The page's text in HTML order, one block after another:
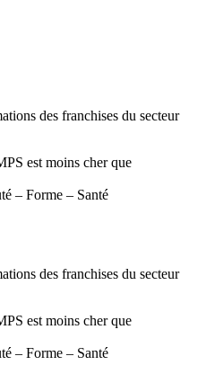
des franchises du secteur
est moins cher que
– Forme – Santé
des franchises du secteur
est moins cher que
– Forme – Santé